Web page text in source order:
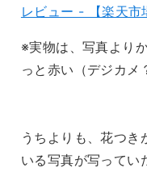
レビュー - 【楽天市
※実物は、写真より
っと赤い（デジカメ
うちよりも、花つ
いる写真が写ってい